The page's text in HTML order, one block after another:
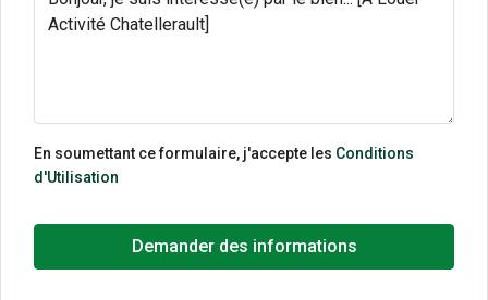
En soumettant ce formulaire, j'accepte les Conditions
d'Utilisation
Demander des informations